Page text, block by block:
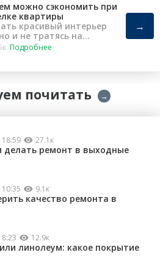
можно сэкономить при
квартиры
красивый интерьер
и не тратясь на
Подробнее
→
почитать →
18:59 27.1к
ремонт в выходные
9.1к
качество ремонта в
12.9к
линолеум: какое покрытие